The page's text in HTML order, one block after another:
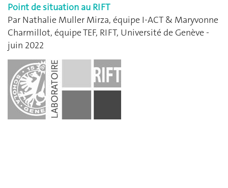
Point de situation au RIFT
Par Nathalie Muller Mirza, équipe I-ACT & Maryvonne
Charmillot, équipe TEF, RIFT, Université de Genève -
juin 2022